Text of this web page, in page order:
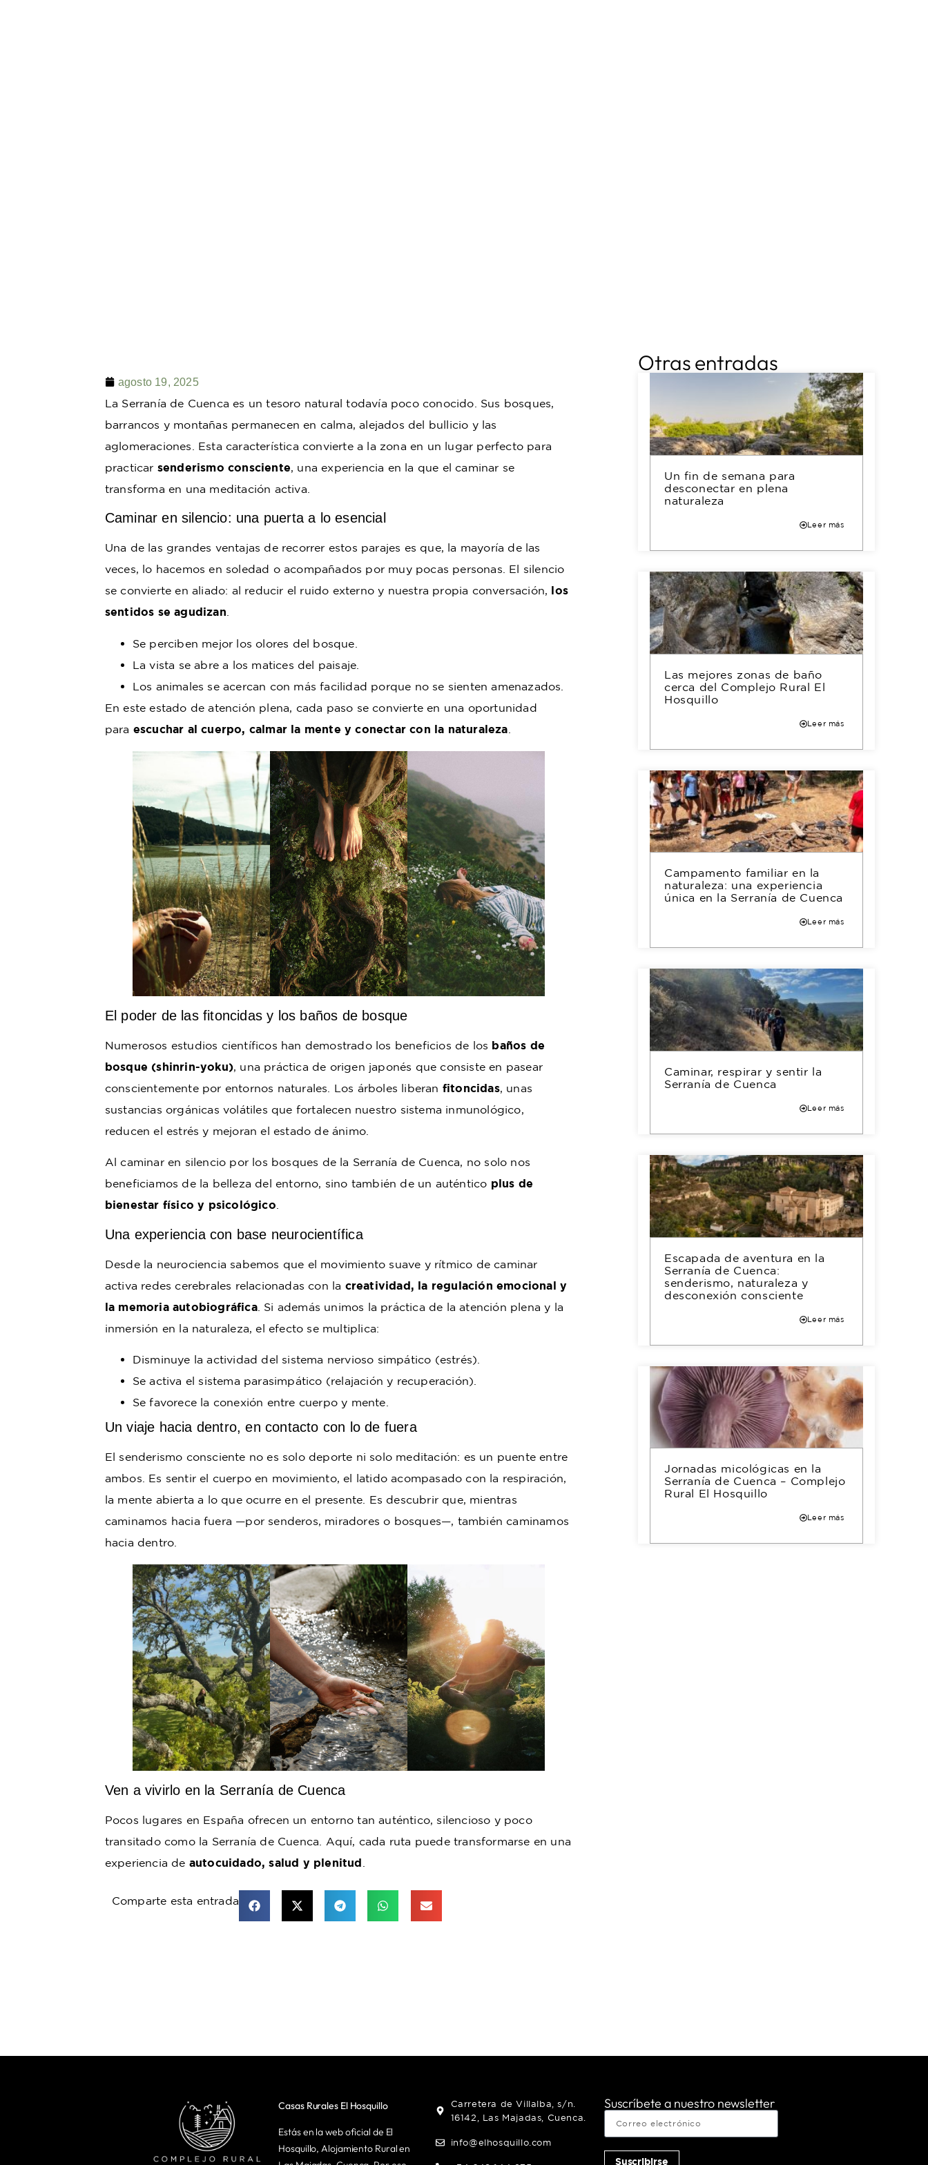
agosto 19, 2025
La Serranía de Cuenca es un tesoro natural todavía poco conocido. Sus bosques,
barrancos y montañas permanecen en calma, alejados del bullicio y las
aglomeraciones. Esta característica convierte a la zona en un lugar perfecto para
practicar senderismo consciente, una experiencia en la que el caminar se
transforma en una meditación activa.
Caminar en silencio: una puerta a lo esencial
Una de las grandes ventajas de recorrer estos parajes es que, la mayoría de las
veces, lo hacemos en soledad o acompañados por muy pocas personas. El silencio
se convierte en aliado: al reducir el ruido externo y nuestra propia conversación, los
sentidos se agudizan
Se perciben mejor los olores del bosque.
La vista se abre a los matices del paisaje.
Los animales se acercan con más facilidad porque no se sienten amenazados.
En este estado de atención plena, cada paso se convierte en una oportunidad
para escuchar al cuerpo, calmar la mente y conectar con la naturaleza
El poder de las fitoncidas y los baños de bosque
Numerosos estudios científicos han demostrado los beneficios de los baños de
bosque (shinrin-yoku), una práctica de origen japonés que consiste en pasear
conscientemente por entornos naturales. Los árboles liberan fitoncidas, unas
sustancias orgánicas volátiles que fortalecen nuestro sistema inmunológico,
reducen el estrés y mejoran el estado de ánimo.
Al caminar en silencio por los bosques de la Serranía de Cuenca, no solo nos
beneficiamos de la belleza del entorno, sino también de un auténtico plus de
bienestar físico y psicológico
Una experiencia con base neurocientífica
Desde la neurociencia sabemos que el movimiento suave y rítmico de caminar
activa redes cerebrales relacionadas con la creatividad, la regulación emocional y
la memoria autobiográfica. Si además unimos la práctica de la atención plena y la
inmersión en la naturaleza, el efecto se multiplica:
Disminuye la actividad del sistema nervioso simpático (estrés).
Se activa el sistema parasimpático (relajación y recuperación).
Se favorece la conexión entre cuerpo y mente.
Un viaje hacia dentro, en contacto con lo de fuera
El senderismo consciente no es solo deporte ni solo meditación: es un puente entre
ambos. Es sentir el cuerpo en movimiento, el latido acompasado con la respiración,
la mente abierta a lo que ocurre en el presente. Es descubrir que, mientras
caminamos hacia fuera —por senderos, miradores o bosques—, también caminamos
hacia dentro.
Ven a vivirlo en la Serranía de Cuenca
Pocos lugares en España ofrecen un entorno tan auténtico, silencioso y poco
transitado como la Serranía de Cuenca. Aquí, cada ruta puede transformarse en una
experiencia de autocuidado, salud y plenitud
Comparte esta entrada
Otras entradas
Un fin de semana para
desconectar en plena
naturaleza
Leer más
Las mejores zonas de baño
cerca del Complejo Rural El
Hosquillo
Leer más
Campamento familiar en la
naturaleza: una experiencia
única en la Serranía de Cuenca
Leer más
Caminar, respirar y sentir la
Serranía de Cuenca
Leer más
Escapada de aventura en la
Serranía de Cuenca:
senderismo, naturaleza y
desconexión consciente
Leer más
Jornadas micológicas en la
Serranía de Cuenca – Complejo
Rural El Hosquillo
Leer más
Casas Rurales El Hosquillo
Estás en la web oficial de El
Hosquillo, Alojamiento Rural en
Carretera de Villalba, s/n.
16142, Las Majadas, Cuenca.
info@elhosquillo.com
Suscríbete a nuestro newsletter
Suscribirse